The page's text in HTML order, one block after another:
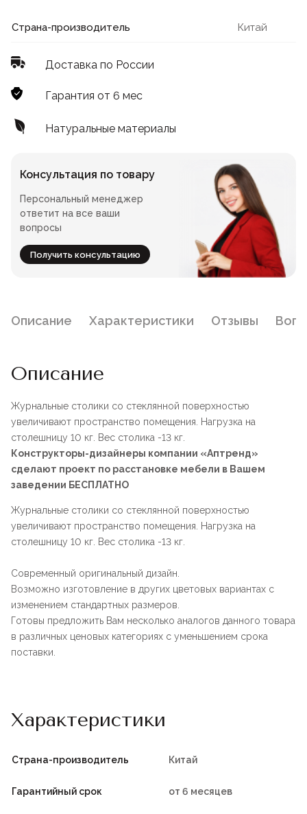
Страна-производитель Китай
Доставка по России
Гарантия от 6 мес
Натуральные материалы
Консультация по товару
Персональный менеджер
ответит на все ваши
вопросы
Получить консультацию
Описание Характеристики Отзывы
Описание
Журнальные столики со стеклянной поверхностью
увеличивают пространство помещения. Нагрузка на
столешницу 10 кг. Вес столика -13 кг.
Конструкторы-дизайнеры компании «Аптренд»
сделают проект по расстановке мебели в Вашем
заведении БЕСПЛАТНО
Журнальные столики со стеклянной поверхностью
увеличивают пространство помещения. Нагрузка на
столешницу 10 кг. Вес столика -13 кг.
Современный оригинальный дизайн.
Возможно изготовление в других цветовых вариантах с
изменением стандартных размеров.
Готовы предложить Вам несколько аналогов данного товара
в различных ценовых категориях с уменьшением срока
поставки.
Характеристики
Страна-производитель Китай
Гарантийный срок от 6 месяцев
Лофт
Квадратные
Для гостиниц
Для летнего кафе
Лофт